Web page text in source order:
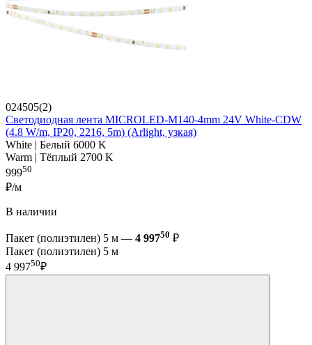
024505(2)
Светодиодная лента MICROLED-M140-4mm 24V White-CDW
(4.8 W/m, IP20, 2216, 5m) (Arlight, узкая)
White | Белый 6000 K
Warm | Тёплый 2700 K
99950
₽/м
В наличии
Пакет (полиэтилен) 5 м — 4 99750 ₽
Пакет (полиэтилен) 5 м
4 99750₽